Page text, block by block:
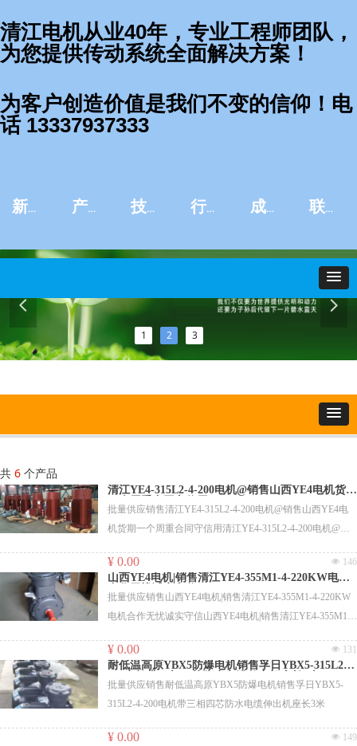
新闻资讯 产品中心 技术服务 行业应用 成功案例 联系我们
1 2 3
넳 넲
清江电机从业40年，专业工程师团队，
为您提供传动系统全面解决方案！
为客户创造价值是我们不变的信仰！电
话 13337937333
共 6 个产品
清江YE4-315L2-4-200电机@销售山西YE4电机货期
批量供应销售清江YE4-315L2-4-200电机@销售山西YE4电
机货期一个周重合同守信用清江YE4-315L2-4-200电机@销
넶 146
¥ 0.00
山西YE4电机|销售清江YE4-355M1-4-220KW电机
批量供应销售山西YE4电机|销售清江YE4-355M1-4-220KW
电机合作无忧诚实守信山西YE4电机|销售清江YE4-355M1-
넶 131
¥ 0.00
耐低温高原YBX5防爆电机销售孚日YBX5-315L2-4-
批量供应销售耐低温高原YBX5防爆电机销售孚日YBX5-
315L2-4-200电机带三相四芯防水电缆伸出机座长3米
넶 149
¥ 0.00